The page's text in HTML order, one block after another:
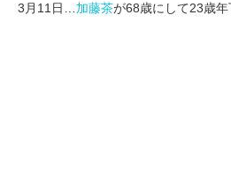
3月11日…加藤茶が68歳にして23歳